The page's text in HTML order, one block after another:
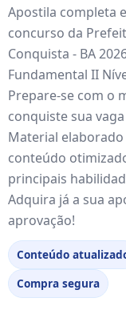
Apostila completa
concurso da
Conquista - BA
Fundamental II
Prepare-se com o
conquiste sua
Material
conteúdo
principais
Adquira já a sua
aprovação!
Conteúdo
Compra segura